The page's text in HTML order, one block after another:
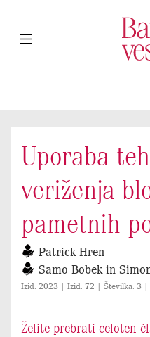
Uporaba
veriženja
pametnih
Patrick Hren
Samo Bobek in
Izid: 2023 | Izid: 72 | Številka: 3 |
Želite prebrati celoten